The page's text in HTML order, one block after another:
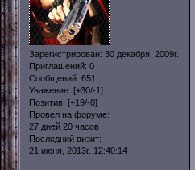
Зарегистрирован: 30 декабря, 2009г.
Приглашений: 0
Сообщений: 651
Уважение: [+30/-1]
Позитив: [+19/-0]
Провел на форуме:
27 дней 20 часов
Последний визит:
21 июня, 2013г. 12:40:14